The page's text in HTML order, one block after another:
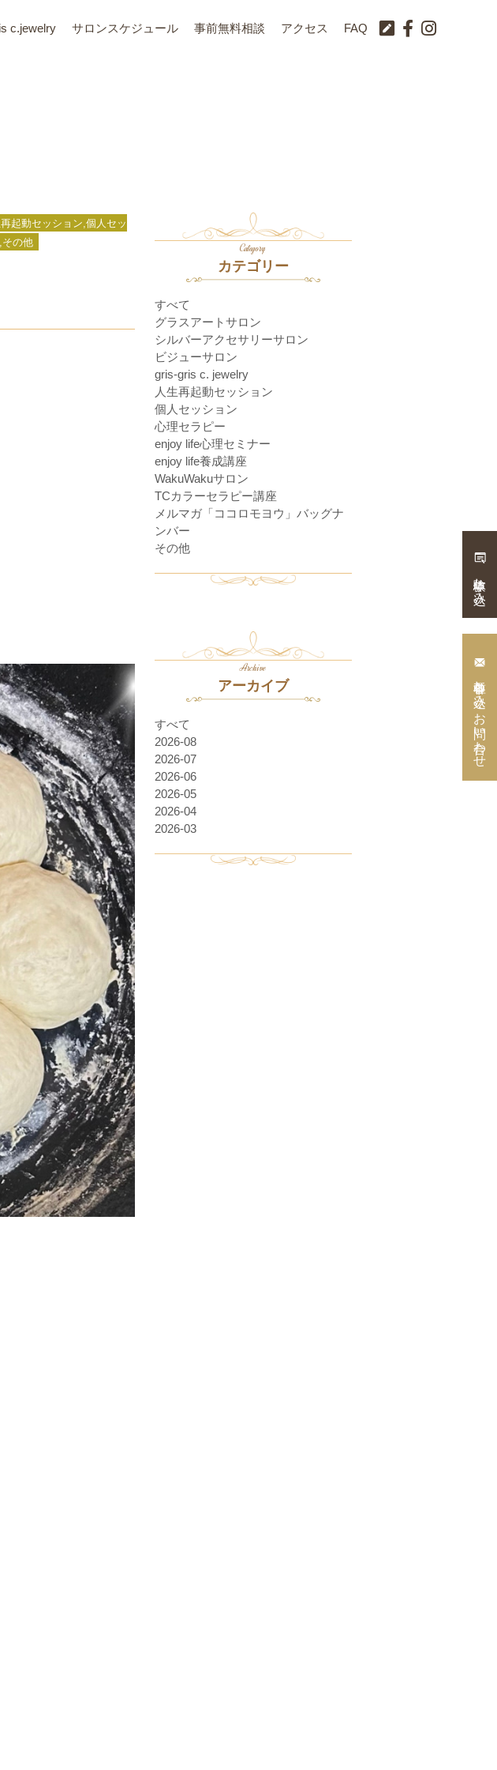
c.jewelry サロンスケジュール 事前無料相談 アクセス FAQ
起動セッション,個人セッ
の他
Category
カテゴリー
すべて
グラスアートサロン
シルバーアクセサリーサロン
ビジューサロン
gris-gris c. jewelry
人生再起動セッション
個人セッション
心理セラピー
enjoy life心理セミナー
enjoy life養成講座
WakuWakuサロン
TCカラーセラピー講座
メルマガ「ココロモヨウ」バッグナ
ンバー
その他
Archive
アーカイブ
すべて
2026-08
2026-07
2026-06
2026-05
2026-04
2026-03
体験申し込み
各種申し込み・
お問い合わせ